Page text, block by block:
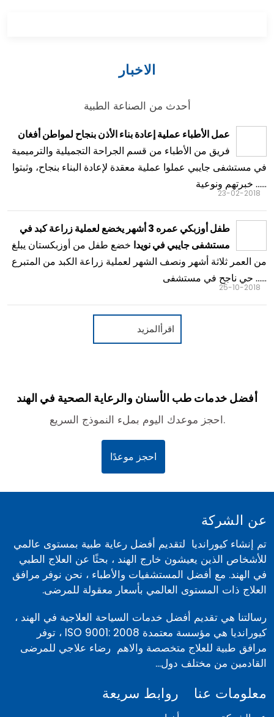
الاخبار
أحدث من الصناعة الطبية
عمل الأطباء عملية إعادة بناء الأذن بنجاح لمواطن أفغان
فريق من الأطباء من قسم الجراحة التجميلية والترميمية
في مستشفى جايبي عملوا عملية معقدة لإعادة البناء بنجاح، وثبتوا
خبرتهم ونوعية ......
23-02-2018
طفل أوزبكي عمره 3 أشهر يخضع لعملية زراعة كبد في
مستشفى جايبي في نويدا خضع طفل من أوزبكستان يبلغ
من العمر ثلاثة أشهر ونصف الشهر لعملية زراعة الكبد من المتبرع
حي ناجح في مستشفى ......
25-10-2018
اقرأالمزيد
أفضل خدمات طب الأسنان والرعاية الصحية في الهند
احجز موعدك اليوم بملء النموذج السريع.
احجز موعدًا
عن الشركة
تم إنشاء كيورانديا لتقديم أفضل رعاية طبية بمستوى عالمي
للأشخاص الذين يعيشون خارج الهند ، بحثًا عن العلاج الطبي
في الهند. مع أفضل المستشفيات والأطباء ، نحن نوفر مرافق
العلاج ذات المستوى العالمي بأسعار معقولة للمرضى.
رسالتنا هي تقديم أفضل خدمات السياحة العلاجية في الهند ،
كيورانديا هي مؤسسة معتمدة ISO 9001: 2008 ، توفر
مرافق طبية للعلاج متخصصة والاهم رضاء علاجي للمرضى
القادمين من مختلف دول...
معلومات عنا روابط سريعة